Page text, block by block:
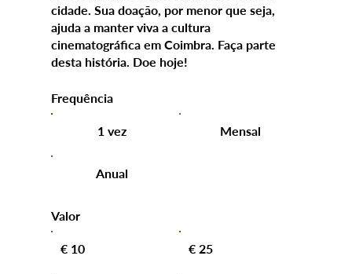
cidade. Sua doação, por menor que seja,
ajuda a manter viva a cultura
cinematográfica em Coimbra. Faça parte
desta história. Doe hoje!
Frequência
1 vez Mensal
Anual
Valor
€ 10 € 25